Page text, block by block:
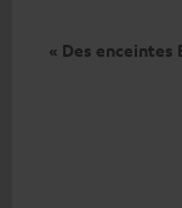
« Des